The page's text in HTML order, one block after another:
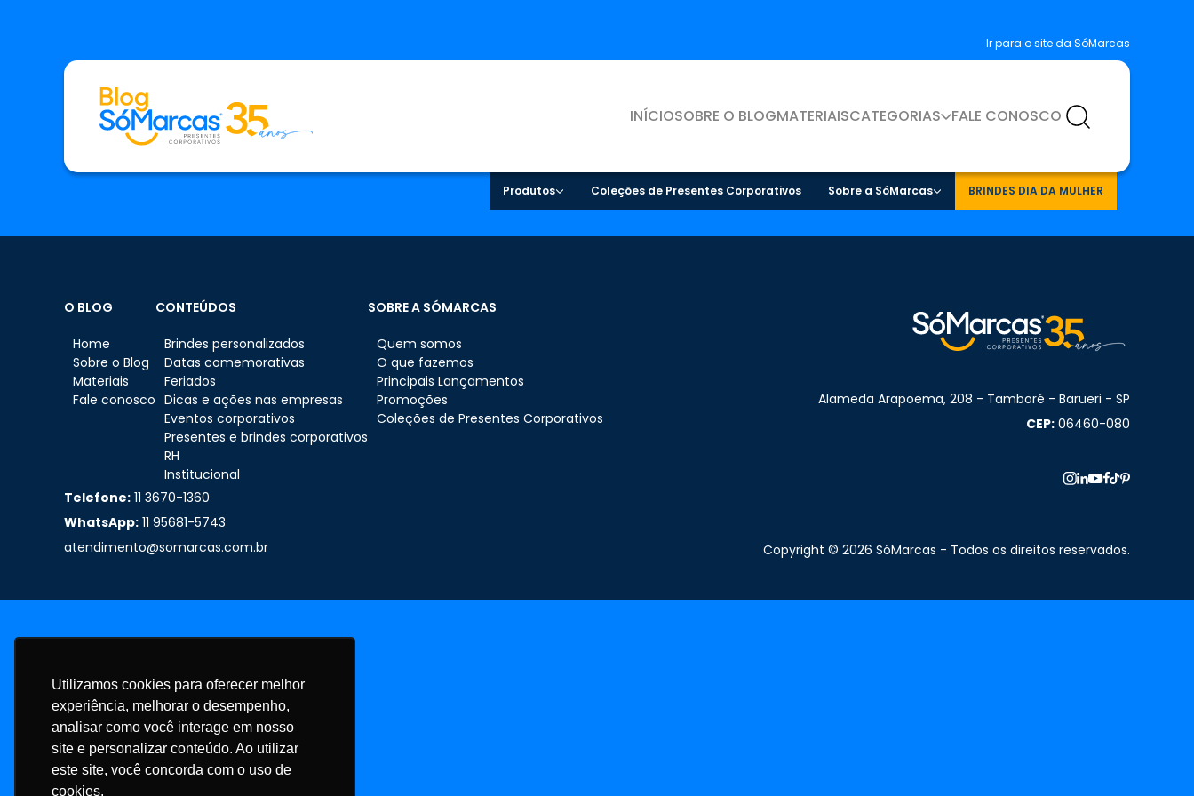
Utilizamos cookies para oferecer melhor
experiência, melhorar o desempenho,
analisar como você interage em nosso
site e personalizar conteúdo. Ao utilizar
este site, você concorda com o uso de
cookies.
Ir para o site da SóMarcas
INÍCIOSOBRE O BLOGMATERIAISCATEGORIAS FALE CONOSCO
Produtos Coleções de Presentes Corporativos Sobre a SóMarcas BRINDES DIA DA MULHER
O BLOG
Home
Sobre o Blog
Materiais
Fale conosco
CONTEÚDOS
Brindes personalizados
Datas comemorativas
Feriados
Dicas e ações nas empresas
Eventos corporativos
Presentes e brindes corporativos
RH
Institucional
SOBRE A SÓMARCAS
Quem somos
O que fazemos
Principais Lançamentos
Promoções
Coleções de Presentes Corporativos
Alameda Arapoema, 208 - Tamboré - Barueri - SP
CEP: 06460-080
Telefone: 11 3670-1360
WhatsApp: 11 95681-5743
atendimento@somarcas.com.br
Copyright © 2026 SóMarcas - Todos os direitos reservados.